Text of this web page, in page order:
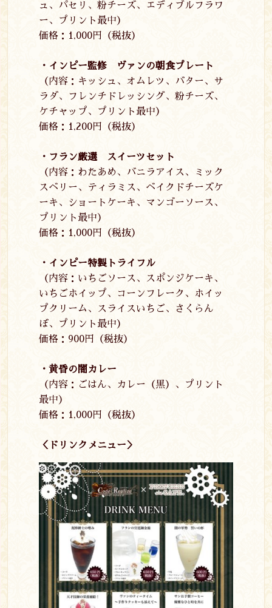
ュ、パセリ、粉チーズ、エディブルフラワ
ー、プリント最中）
価格： 1,000円（税抜）
・インピー監修 ヴァンの朝食プレート
（内容：キッシュ、オムレツ、バター、サ
ラダ、フレンチドレッシング、粉チーズ、
ケチャップ、プリント最中）
価格： 1,200円（税抜）
・フラン厳選 スイーツセット
（内容：わたあめ、バニラアイス、ミック
スベリー、ティラミス、ベイクドチーズケ
ーキ、ショートケーキ、マンゴーソース、
プリント最中）
価格： 1,000円（税抜）
・インピー特製トライフル
（内容：いちごソース、スポンジケーキ、
いちごホイップ、コーンフレーク、ホイッ
プクリーム、スライスいちご、さくらん
ぼ、プリント最中）
価格： 900円（税抜）
・黄昏の闇カレー
（内容：ごはん、カレー（黒）、プリント
最中）
価格： 1,000円（税抜）
＜ドリンクメニュー＞